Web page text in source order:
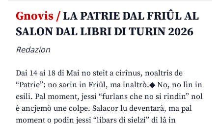
Gnovis /LA PATRIE DAL FRIÛL AL
SALON DAL LIBRI DI TURIN 2026
Redazion
Dai 14 ai 18 di Mai no steit a cirînus, noaltris de
“Patrie”: no sarin in Friûl, ma inaltrò.◆ No, no lìn in
esili. Pal moment, jessi “furlans che no si rindin” nol
è ancjemò une colpe. Salacor lu deventarà, ma pal
moment o podin jessi “libars di sielzi” di lâ in